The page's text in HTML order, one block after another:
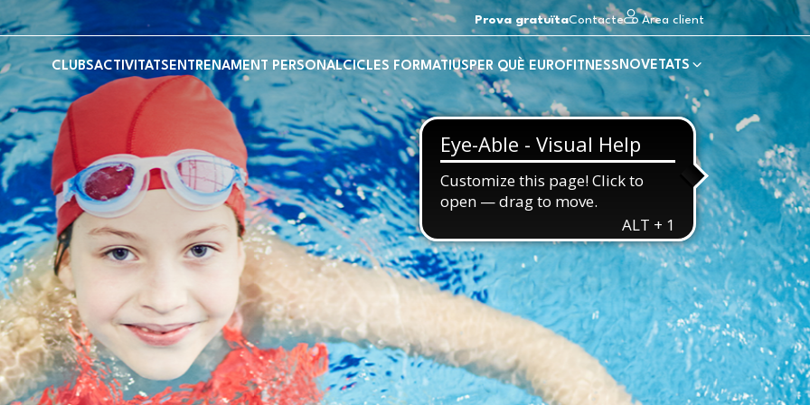
Prova gratuïtaContacte Àrea client
CLUBSACTIVITATSENTRENAMENT PERSONALCICLES FORMATIUSPER QUÈ EUROFITNESSNOVETATS